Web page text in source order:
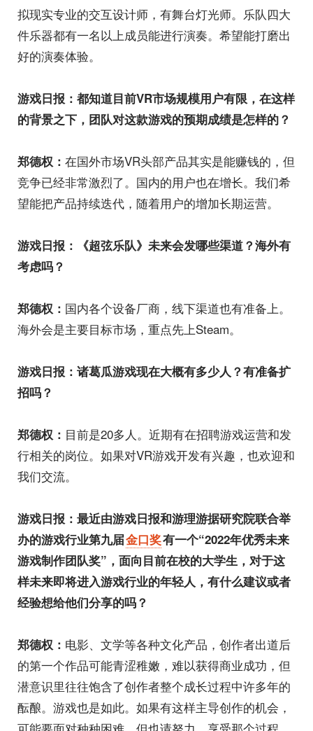
拟现实专业的交互设计师，有舞台灯光师。乐队四大
件乐器都有一名以上成员能进行演奏。希望能打磨出
好的演奏体验。
游戏日报：都知道目前VR市场规模用户有限，在这样
的背景之下，团队对这款游戏的预期成绩是怎样的？
郑德权： 在国外市场VR头部产品其实是能赚钱的，但
竞争已经非常激烈了。国内的用户也在增长。我们希
望能把产品持续迭代，随着用户的增加长期运营。
游戏日报：《超弦乐队》未来会发哪些渠道？海外有
考虑吗？
郑德权： 国内各个设备厂商，线下渠道也有准备上。
海外会是主要目标市场，重点先上Steam。
游戏日报：诸葛瓜游戏现在大概有多少人？有准备扩
招吗？
郑德权： 目前是20多人。近期有在招聘游戏运营和发
行相关的岗位。如果对VR游戏开发有兴趣，也欢迎和
我们交流。
游戏日报：最近由游戏日报和游理游据研究院联合举
办的游戏行业第九届金口奖有一个“2022年优秀未来
游戏制作团队奖”，面向目前在校的大学生，对于这
样未来即将进入游戏行业的年轻人，有什么建议或者
经验想给他们分享的吗？
郑德权： 电影、文学等各种文化产品，创作者出道后
的第一个作品可能青涩稚嫩，难以获得商业成功，但
潜意识里往往饱含了创作者整个成长过程中许多年的
酝酿。游戏也是如此。如果有这样主导创作的机会，